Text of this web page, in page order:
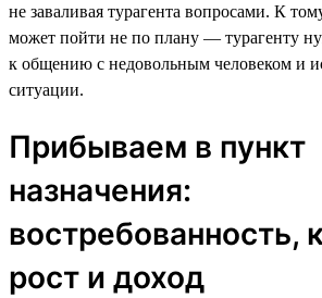
не заваливая турагента вопросами. К
может пойти не по плану — турагенту
к общению с недовольным человеком и
ситуации.
Прибываем в пункт
назначения:
востребованность,
рост и доход